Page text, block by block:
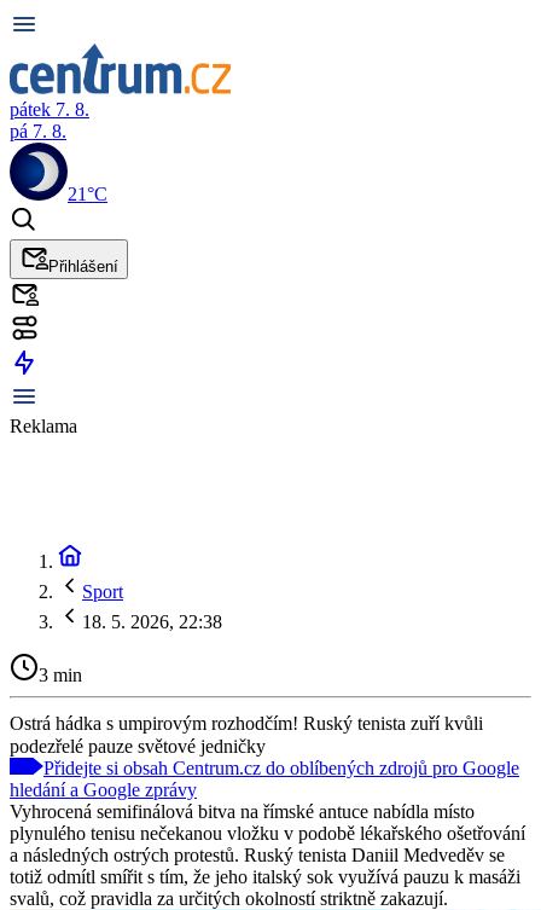
pátek 7. 8.
pá 7. 8.
21°C
Přihlášení
Reklama
Sport
18. 5. 2026, 22:38
3 min
Ostrá hádka s umpirovým rozhodčím! Ruský tenista zuří kvůli
podezřelé pauze světové jedničky
Přidejte si obsah Centrum.cz do oblíbených zdrojů pro Google
hledání a Google zprávy
Vyhrocená semifinálová bitva na římské antuce nabídla místo
plynulého tenisu nečekanou vložku v podobě lékařského ošetřování
a následných ostrých protestů. Ruský tenista Daniil Medveděv se
totiž odmítl smířit s tím, že jeho italský sok využívá pauzu k masáži
svalů, což pravidla za určitých okolností striktně zakazují.